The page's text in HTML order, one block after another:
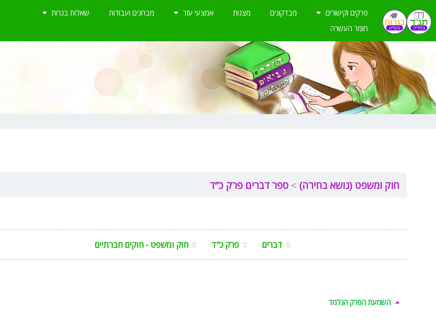
לתוכן
פרקים וקישורים מבדקונים מצגות אמצעי עזר מבחנים ועבודות
שאלות בגרות
חומר העשרה
חוק ומשפט (נושא בחירה) ספר דברים פרק כ”ד
דברים פרק כ"ד חוק ומשפט - חוקים חברתיים
השמעת הפרק הנלמד